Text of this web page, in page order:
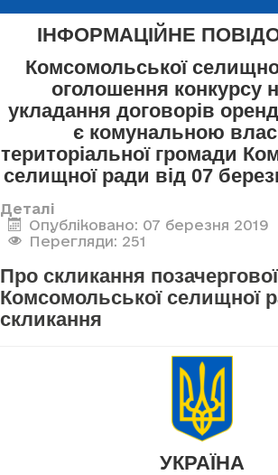
ІНФОРМАЦІЙНЕ
Комсомольської
оголошення конкурсу
укладання договорів
є комунальною
територіальної громади
селищної ради від 07
Деталі
Опубліковано: 07 березня 2019
Перегляди: 251
Про скликання позачергової
Комсомольської селищної
скликання
УКРАЇНА